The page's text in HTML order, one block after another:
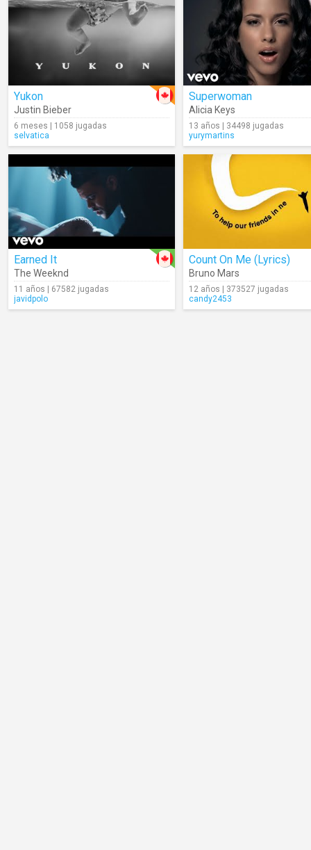
Yukon
Justin Bieber
6 meses | 1058 jugadas
selvatica
Superwoman
Alicia Keys
13 años | 34498 jugadas
yurymartins
Earned It
The Weeknd
11 años | 67582 jugadas
javidpolo
Count On Me (Lyrics)
Bruno Mars
12 años | 373527 jugadas
candy2453